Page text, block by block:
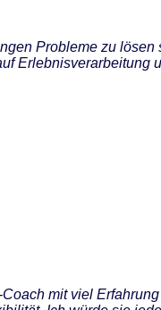
Probleme zu lösen
Erlebnisverarbeitung
mit viel